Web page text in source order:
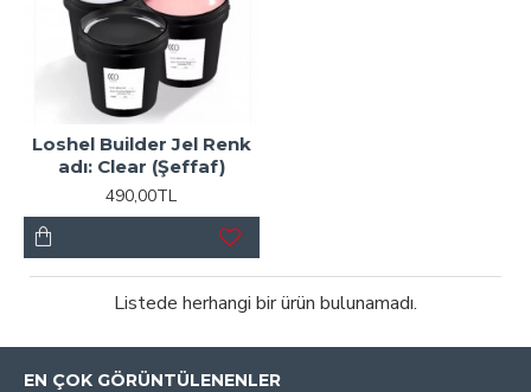
Loshel Builder Jel Renk
adı: Clear (Şeffaf)
490,00TL
Listede herhangi bir ürün bulunamadı.
EN ÇOK GÖRÜNTÜLENENLER